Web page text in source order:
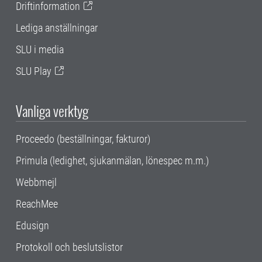
Driftinformation
Lediga anställningar
SLU i media
SLU Play
Vanliga verktyg
Proceedo (beställningar, fakturor)
Primula (ledighet, sjukanmälan, lönespec m.m.)
Webbmejl
ReachMee
Edusign
Protokoll och beslutslistor